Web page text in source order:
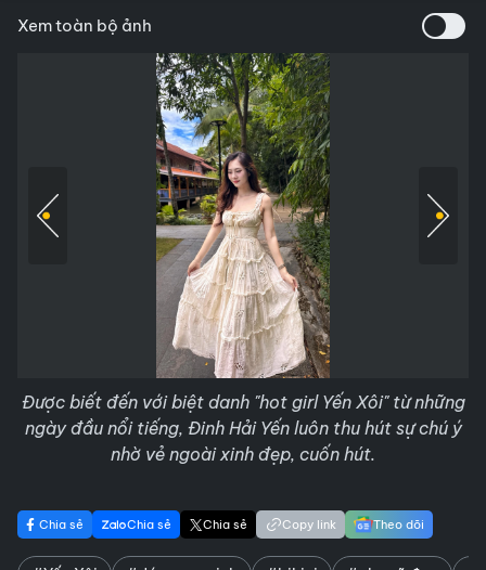
Xem toàn bộ ảnh
Được biết đến với biệt danh "hot girl Yến Xôi" từ những
ngày đầu nổi tiếng, Đinh Hải Yến luôn thu hút sự chú ý
nhờ vẻ ngoài xinh đẹp, cuốn hút.
Chia sẻ Chia sẻ Chia sẻ Copy link Theo dõi